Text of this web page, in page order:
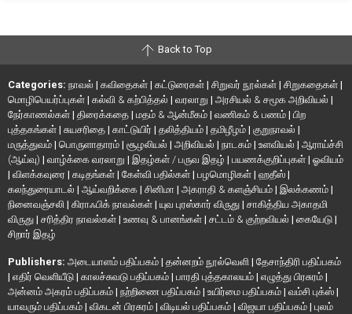
Back to Top
Categories: நாவல் | கவிதைகள் | கட்டுரைகள் | சிறுவர் நூல்கள் | சிறுகதைகள் |
மொழிபெயர்ப்புகள் | கல்வி & கற்பித்தல் | வரலாறு | அரசியல் & சமூக அறிவியல் |
நேர்காணல்கள் | திரைக்கதை | மதம் & ஆன்மீகம் | வணிகம் & பணம் | பிற
புத்தகங்கள் | சுயசரிதை | காட்டுயிர் | தலித்தியம் | தமிழீழம் | குறுநாவல் |
மருத்துவம் | பொருளாதாரம் | சூழலியல் | அறிவியல் | நாடகம் | உளவியல் | ஆராய்ச்சி
(ஆய்வு) | வாழ்க்கை வரலாறு | இதழ்கள் / பருவ இதழ் | பயணக்குறிப்புகள் | ஓவியம்
| விளக்கவுரை | கடிதங்கள் | கேள்வி பதில்கள் | பழமொழிகள் | ஹதீஸ் |
கலந்துரையாடல் | ஆய்வறிக்கை | சினிமா | அகராதி & களஞ்சியம் | இலக்கணம் |
நினைவஞ்சலி | கிராஃபிக் நாவல்கள் | யுவ புரஸ்கார் விருது | சாகித்திய அகாதமி
விருது | சரித்திர நாவல்கள் | உணவு & பானங்கள் | சட்டம் & குற்றவியல் | கையேடு |
சிறார் இதழ்
Publishers: அடையாளம் பதிப்பகம் | தன்னறம் நூல்வெளி | தேசாந்திரி பதிப்பகம்
| எதிர் வெளியீடு | காலச்சுவடு பதிப்பகம் | பாரதி புத்தகாலயம் | எழுத்து பிரசுரம் |
அன்னம் அகரம் பதிப்பகம் | நற்றிணை பதிப்பகம் | உயிர்மை பதிப்பகம் | வம்சி புக்ஸ் |
யாவரும் பதிப்பகம் | விகடன் பிரசுரம் | விடியல் பதிப்பகம் | விஜயா பதிப்பகம் | புலம்